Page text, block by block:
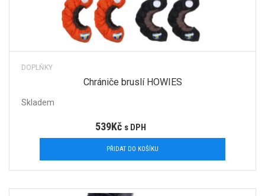
DOPLŇKY
Chrániče bruslí HOWIES
539Kč s DPH
Skladem
PŘIDAT DO KOŠÍKU